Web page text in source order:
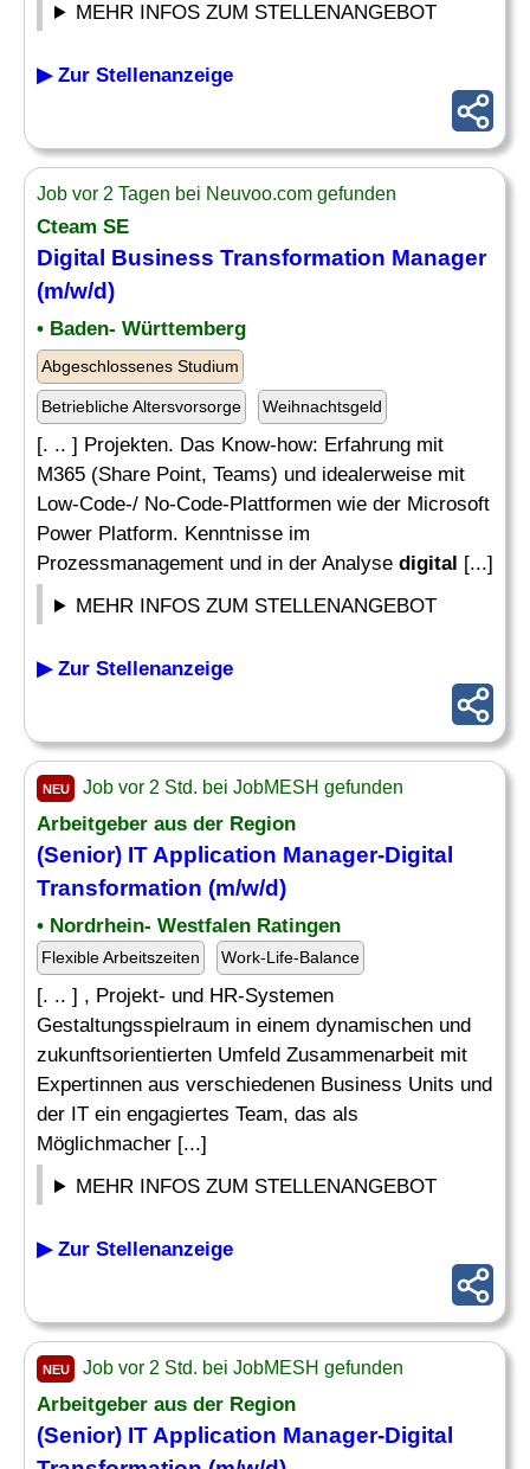
MEHR INFOS ZUM STELLENANGEBOT
▶ Zur Stellenanzeige
Job vor 2 Tagen bei Neuvoo.com gefunden
Cteam SE
Digital Business Transformation Manager
(m/w/d)
• Baden- Württemberg
Abgeschlossenes Studium
Betriebliche Altersvorsorge Weihnachtsgeld
[. .. ] Projekten. Das Know-how: Erfahrung mit
M365 (Share Point, Teams) und idealerweise mit
Low-Code-/ No-Code-Plattformen wie der Microsoft
Power Platform. Kenntnisse im
Prozessmanagement und in der Analyse digital [...]
MEHR INFOS ZUM STELLENANGEBOT
▶ Zur Stellenanzeige
NEU Job vor 2 Std. bei JobMESH gefunden
Arbeitgeber aus der Region
(Senior) IT Application Manager-Digital
Transformation (m/w/d)
• Nordrhein- Westfalen Ratingen
Flexible Arbeitszeiten Work-Life-Balance
[. .. ] , Projekt- und HR-Systemen
Gestaltungsspielraum in einem dynamischen und
zukunftsorientierten Umfeld Zusammenarbeit mit
Expertinnen aus verschiedenen Business Units und
der IT ein engagiertes Team, das als
Möglichmacher [...]
MEHR INFOS ZUM STELLENANGEBOT
▶ Zur Stellenanzeige
NEU Job vor 2 Std. bei JobMESH gefunden
Arbeitgeber aus der Region
(Senior) IT Application Manager-Digital